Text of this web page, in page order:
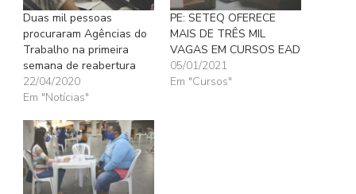
Duas mil pessoas
procuraram Agências do
Trabalho na primeira
semana de reabertura
22/04/2020
Em "Notícias"
PE: SETEQ OFERECE
MAIS DE TRÊS MIL
VAGAS EM CURSOS EAD
05/01/2021
Em "Cursos"